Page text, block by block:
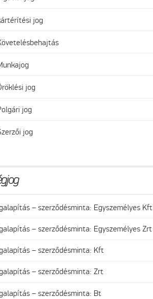
jog
jog
jog
jog
– szerződésminta: Egyszemélyes Kft
– szerződésminta: Egyszemélyes Zrt
– szerződésminta: Kft
– szerződésminta: Zrt
– szerződésminta: Bt